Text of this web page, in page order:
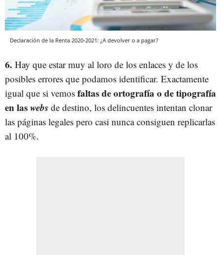
Declaración de la Renta 2020-2021: ¿A devolver o a pagar?
6. Hay que estar muy al loro de los enlaces y de los
posibles errores que podamos identificar. Exactamente
igual que si vemos faltas de ortografía o de tipografía
en laswebs de destino, los delincuentes intentan clonar
las páginas legales pero casi nunca consiguen replicarlas
al 100%.